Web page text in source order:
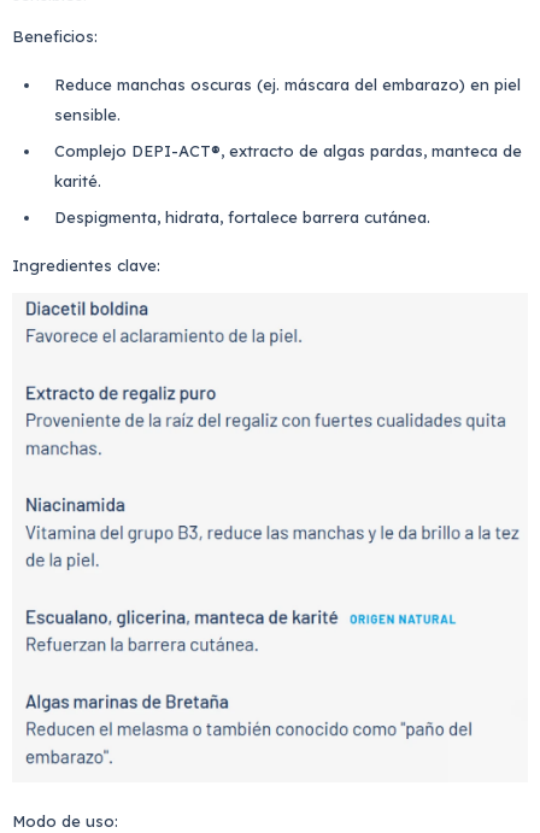
Beneficios:
Reduce manchas oscuras (ej. máscara del embarazo) en piel
sensible.
Complejo DEPI-ACT®, extracto de algas pardas, manteca de
karité.
Despigmenta, hidrata, fortalece barrera cutánea.
Ingredientes clave:
Modo de uso: